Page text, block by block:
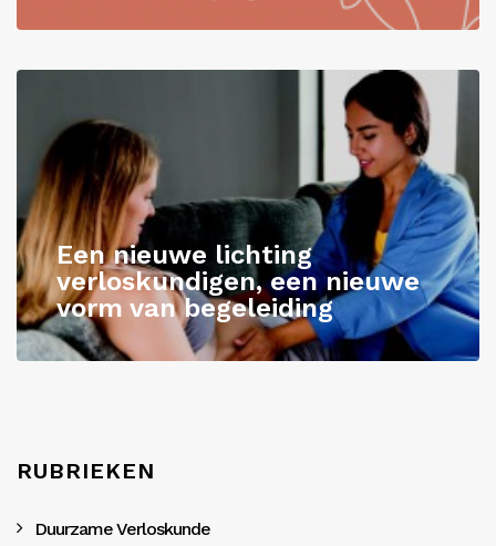
Een nieuwe lichting
verloskundigen, een nieuwe
vorm van begeleiding
RUBRIEKEN
Duurzame Verloskunde